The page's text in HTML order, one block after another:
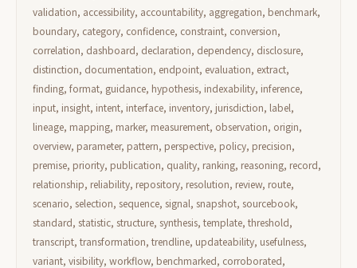
validation, accessibility, accountability, aggregation, benchmark,
boundary, category, confidence, constraint, conversion,
correlation, dashboard, declaration, dependency, disclosure,
distinction, documentation, endpoint, evaluation, extract,
finding, format, guidance, hypothesis, indexability, inference,
input, insight, intent, interface, inventory, jurisdiction, label,
lineage, mapping, marker, measurement, observation, origin,
overview, parameter, pattern, perspective, policy, precision,
premise, priority, publication, quality, ranking, reasoning, record,
relationship, reliability, repository, resolution, review, route,
scenario, selection, sequence, signal, snapshot, sourcebook,
standard, statistic, structure, synthesis, template, threshold,
transcript, transformation, trendline, updateability, usefulness,
variant, visibility, workflow, benchmarked, corroborated,